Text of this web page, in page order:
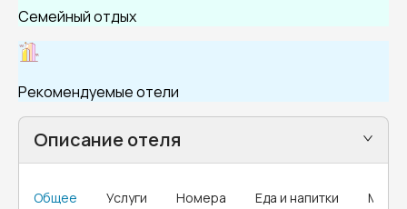
Семейный отдых
Рекомендуемые отели
Описание отеля
Общее Услуги Номера Еда и напитки MICE